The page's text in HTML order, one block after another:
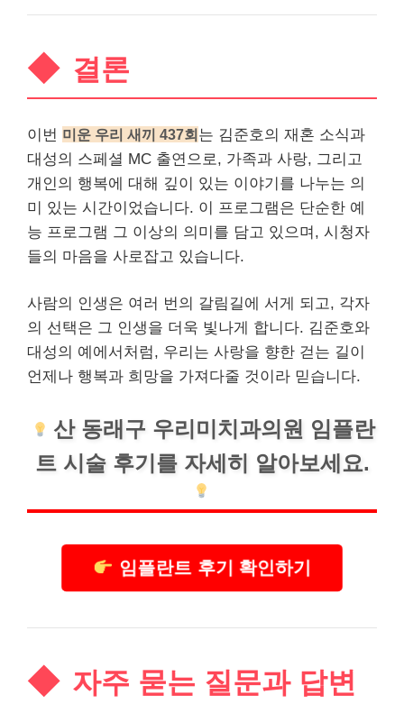
결론
이번 미운 우리 새끼 437회는 김준호의 재혼 소식과
대성의 스페셜 MC 출연으로, 가족과 사랑, 그리고
개인 의 행복에 대해 깊이 있는 이야기를 나누는 의
미 있는 시간이었습니다. 이 프로그램은 단순한 예
능 프로그램 그 이상의 의미를 담고 있으며, 시청자
들의 마음을 사로잡고 있습니다.
사람의 인생은 여러 번의 갈림길에 서게 되고, 각자
의 선택은 그 인생을 더욱 빛나게 합니다. 김준호와
대성의 예에서처럼, 우리는 사랑을 향한 걷는 길이
언제나 행복과 희망을 가져다줄 것이라 믿습니다.
산 동래 구 우리미치과의원 임플란
트 시술 후기를 자세히 알아보세요.
임플란트 후기 확인하기
자주 묻는 질문과 답변